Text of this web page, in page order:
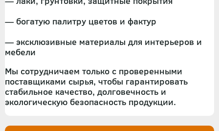
— богатую палитру цветов и фактур
— эксклюзивные материалы для интерьеров и
мебели
Мы сотрудничаем только с проверенными
поставщиками сырья, чтобы гарантировать
стабильное качество, долговечность и
экологическую безопасность продукции.